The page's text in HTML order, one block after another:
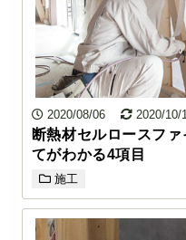
2020/08/06 2020/10/
断熱材セルロースフ
てがわかる4項目
施工